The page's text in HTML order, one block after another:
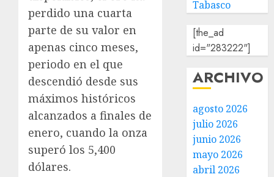
perdido una cuarta
parte de su valor en
apenas cinco meses,
periodo en el que
descendió desde sus
máximos históricos
alcanzados a finales de
enero, cuando la onza
superó los 5,400
dólares.
Tabasco
[the_ad
id="283222"]
ARCHIVO
agosto 2026
julio 2026
junio 2026
mayo 2026
abril 2026